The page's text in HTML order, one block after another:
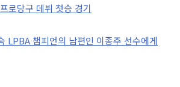
로당구 데뷔 첫승 경기
LPBA 챔피언의 남편인 이종주 선수에게